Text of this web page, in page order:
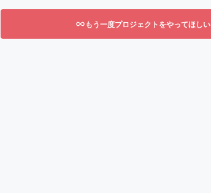
もう一度プロジェクトをやってほしい